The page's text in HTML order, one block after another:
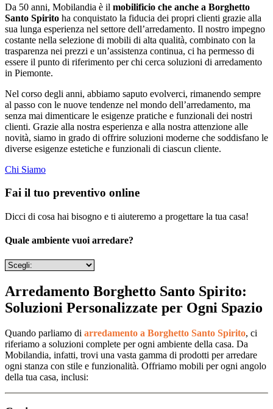
Da 50 anni, Mobilandia è il mobilificio che anche a Borghetto
Santo Spirito ha conquistato la fiducia dei propri clienti grazie alla
sua lunga esperienza nel settore dell’arredamento. Il nostro impegno
costante nella selezione di mobili di alta qualità, combinato con la
trasparenza nei prezzi e un’assistenza continua, ci ha permesso di
essere il punto di riferimento per chi cerca soluzioni di arredamento
in Piemonte.
Nel corso degli anni, abbiamo saputo evolverci, rimanendo sempre
al passo con le nuove tendenze nel mondo dell’arredamento, ma
senza mai dimenticare le esigenze pratiche e funzionali dei nostri
clienti. Grazie alla nostra esperienza e alla nostra attenzione alle
novità, siamo in grado di offrire soluzioni moderne che soddisfano le
diverse esigenze estetiche e funzionali di ciascun cliente.
Chi Siamo
Fai il tuo preventivo online
Dicci di cosa hai bisogno e ti aiuteremo a progettare la tua casa!
Quale ambiente vuoi arredare?
Arredamento Borghetto Santo Spirito:
Soluzioni Personalizzate per Ogni Spazio
Quando parliamo di arredamento a Borghetto Santo Spirito, ci
riferiamo a soluzioni complete per ogni ambiente della casa. Da
Mobilandia, infatti, trovi una vasta gamma di prodotti per arredare
ogni stanza con stile e funzionalità. Offriamo mobili per ogni angolo
della tua casa, inclusi: